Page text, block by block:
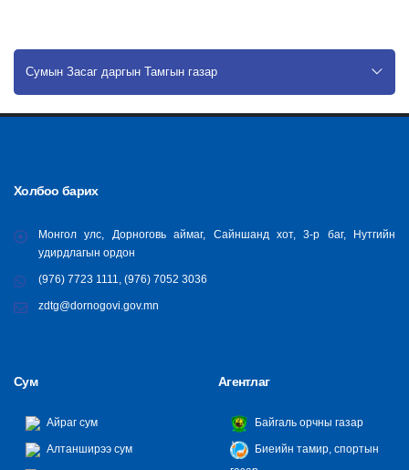
Сумын Засаг даргын Тамгын газар
Холбоо барих
Монгол улс, Дорноговь аймаг, Сайншанд хот, 3-р баг, Нутгийн
удирдлагын ордон
(976) 7723 1111, (976) 7052 3036
zdtg@dornogovi.gov.mn
Сум
Айраг сум
Алтанширээ сум
Агентлаг
Байгаль орчны газар
Биеийн тамир, спортын